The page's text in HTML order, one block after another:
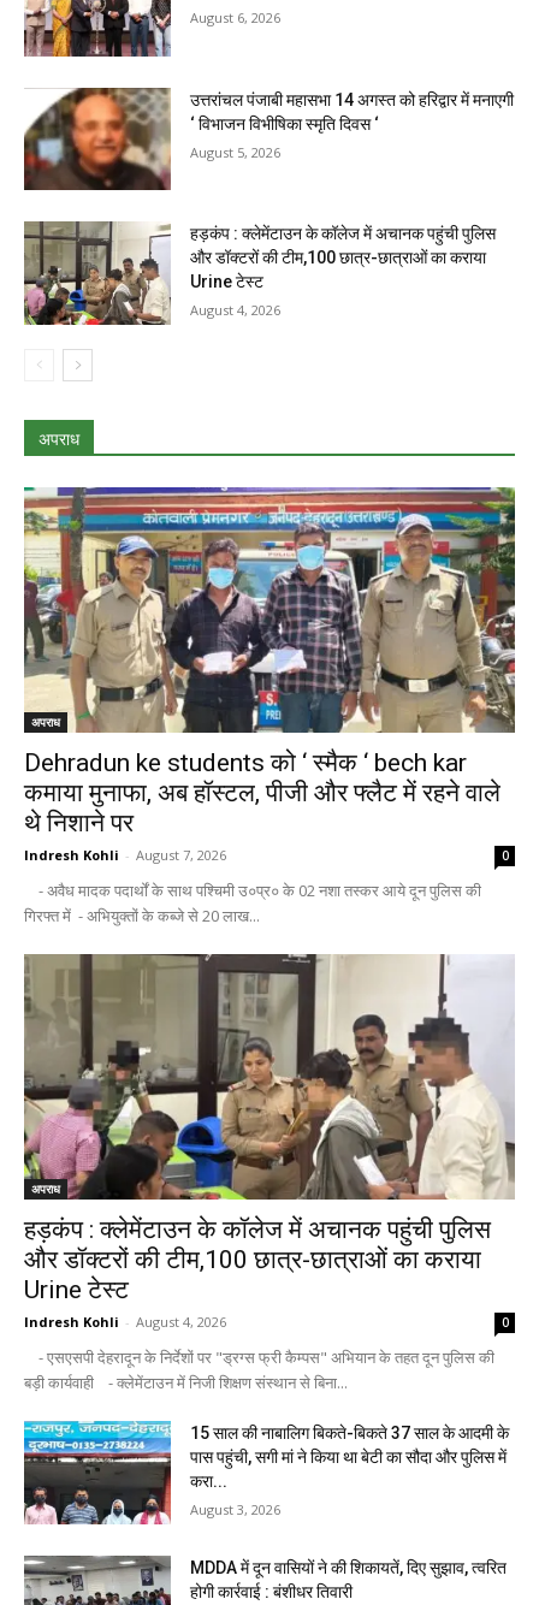
August 6, 2026
उत्तरांचल पंजाबी महासभा 14 अगस्त को हरिद्वार में मनाएगी
‘ विभाजन विभीषिका स्मृति दिवस ‘
August 5, 2026
हड़कंप : क्लेमेंटाउन के कॉलेज में अचानक पहुंची पुलिस
और डॉक्टरों की टीम,100 छात्र-छात्राओं का कराया
Urine टेस्ट
August 4, 2026
अपराध
अपराध
Dehradun ke students को ‘ स्मैक ‘ bech kar
कमाया मुनाफा, अब हॉस्टल, पीजी और फ्लैट में रहने वाले
थे निशाने पर
Indresh Kohli - August 7, 2026 0
- अवैध मादक पदार्थों के साथ पश्चिमी उ०प्र० के 02 नशा तस्कर आये दून पुलिस की
गिरफ्त में - अभियुक्तों के कब्जे से 20 लाख...
अपराध
हड़कंप : क्लेमेंटाउन के कॉलेज में अचानक पहुंची पुलिस
और डॉक्टरों की टीम,100 छात्र-छात्राओं का कराया
Urine टेस्ट
Indresh Kohli - August 4, 2026 0
- एसएसपी देहरादून के निर्देशों पर "ड्रग्स फ्री कैम्पस" अभियान के तहत दून पुलिस की
बड़ी कार्यवाही - क्लेमेंटाउन में निजी शिक्षण संस्थान से बिना...
15 साल की नाबालिग बिकते-बिकते 37 साल के आदमी के
पास पहुंची, सगी मां ने किया था बेटी का सौदा और पुलिस में
करा...
August 3, 2026
MDDA में दून वासियों ने की शिकायतें, दिए सुझाव, त्वरित
होगी कार्रवाई : बंशीधर तिवारी